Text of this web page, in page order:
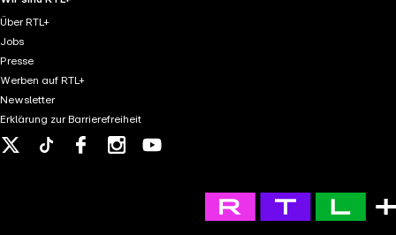
Über RTL+
Jobs
Presse
Werben auf RTL+
Newsletter
Erklärung zur Barrierefreiheit
Tiktok FacebookInstagram